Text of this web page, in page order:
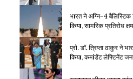
भारत ने अग्नि-4
किया, सामरिक प्रतिरोध
प्रो. डॉ. त्रिप्ता ठाकुर ने
किया, कमांडेंट लेफ्टिनेंट